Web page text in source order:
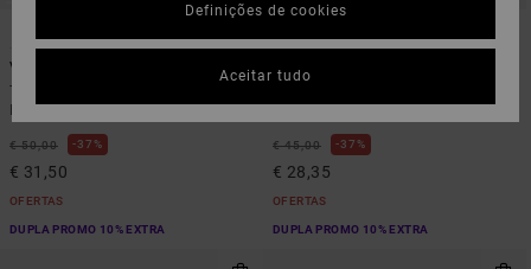
VA Sport Vent
Top de manga curta Castanho
€ 50,00 37%
€ 31,50
OFERTAS
DUPLA PROMO 10% EXTRA
VA Sport Vent
€ 45,00 37%
€ 28,35
OFERTAS
DUPLA PROMO 10% EXTRA
Definições de cookies
Aceitar tudo